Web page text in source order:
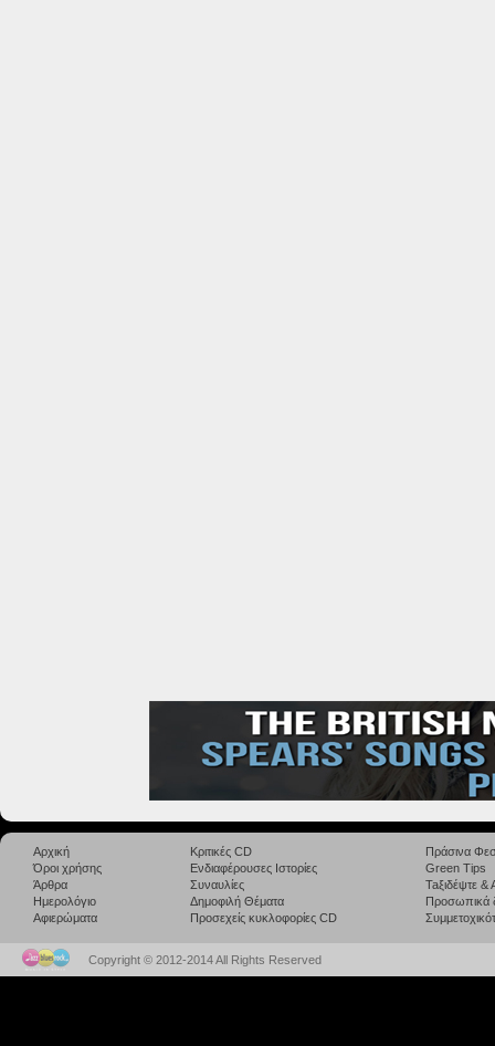
Αρχική
Όροι χρήσης
Άρθρα
Ημερολόγιο
Αφιερώματα
Κριτικές CD
Ενδιαφέρουσες Ιστορίες
Συναυλίες
Δημοφιλή Θέματα
Προσεχείς κυκλοφορίες CD
Πράσινα
Green Tips
Taξιδέψτε
Προσωπικά
Copyright © 2012-2014 All Rights Reserved